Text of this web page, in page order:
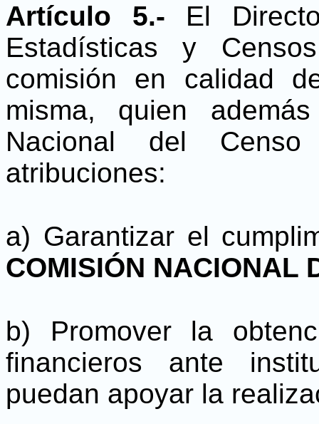
Artículo 5.- El
Estadísticas y
comisión en calidad
misma, quien
Nacional del
atribuciones:
a) Garantizar el
COMISIÓN NACIONAL
b) Promover la
financieros ante
puedan apoyar la